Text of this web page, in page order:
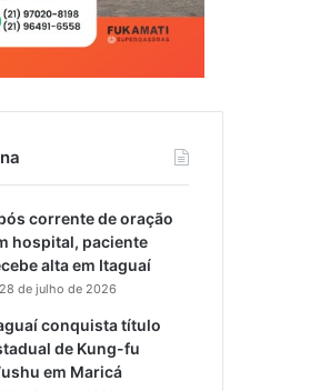
corrente de oração
hospital, paciente
alta em Itaguaí
28 de julho de 2026
conquista título
de Kung-fu
em Maricá